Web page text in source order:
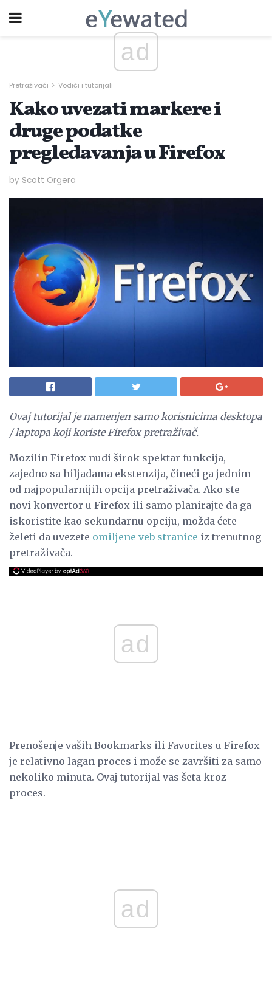
ad
Pretraživači Vodiči i tutorijali
Kako uvezati markere i
druge podatke
pregledavanja u Firefox
by Scott Orgera
Ovaj tutorijal je namenjen samo korisnicima desktopa
/ laptopa koji koriste Firefox pretraživač.
Mozilin Firefox nudi širok spektar funkcija,
zajedno sa hiljadama ekstenzija, čineći ga jednim
od najpopularnijih opcija pretraživača. Ako ste
novi konvertor u Firefox ili samo planirajte da ga
iskoristite kao sekundarnu opciju, možda ćete
želeti da uvezete omiljene veb stranice iz trenutnog
pretraživača.
ad
Prenošenje vaših Bookmarks ili Favorites u Firefox
je relativno lagan proces i može se završiti za samo
nekoliko minuta. Ovaj tutorijal vas šeta kroz
proces.
ad